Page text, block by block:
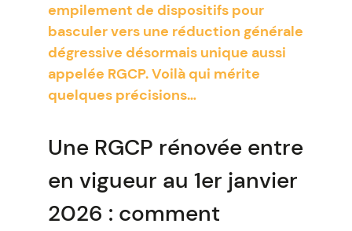
empilement de dispositifs pour
basculer vers une réduction générale
dégressive désormais unique aussi
appelée RGCP. Voilà qui mérite
quelques précisions…
Une RGCP rénovée entre
en vigueur au 1er janvier
2026 : comment